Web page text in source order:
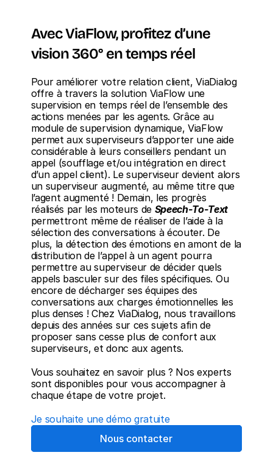
Avec ViaFlow, profitez d’une
vision 360° en temps réel
Pour améliorer votre relation client, ViaDialog
offre à travers la solution ViaFlow une
supervision en temps réel de l’ensemble des
actions menées par les agents. Grâce au
module de supervision dynamique, ViaFlow
permet aux superviseurs d’apporter une aide
considérable à leurs conseillers pendant un
appel (soufflage et/ou intégration en direct
d’un appel client). Le superviseur devient alors
un superviseur augmenté, au même titre que
l’agent augmenté ! Demain, les progrès
réalisés par les moteurs de Speech-To-Text
permettront même de réaliser de l’aide à la
sélection des conversations à écouter. De
plus, la détection des émotions en amont de la
distribution de l’appel à un agent pourra
permettre au superviseur de décider quels
appels basculer sur des files spécifiques. Ou
encore de décharger ses équipes des
conversations aux charges émotionnelles les
plus denses ! Chez ViaDialog, nous travaillons
depuis des années sur ces sujets afin de
proposer sans cesse plus de confort aux
superviseurs, et donc aux agents.
Vous souhaitez en savoir plus ? Nos experts
sont disponibles pour vous accompagner à
chaque étape de votre projet.
Je souhaite une démo gratuite
Nous contacter